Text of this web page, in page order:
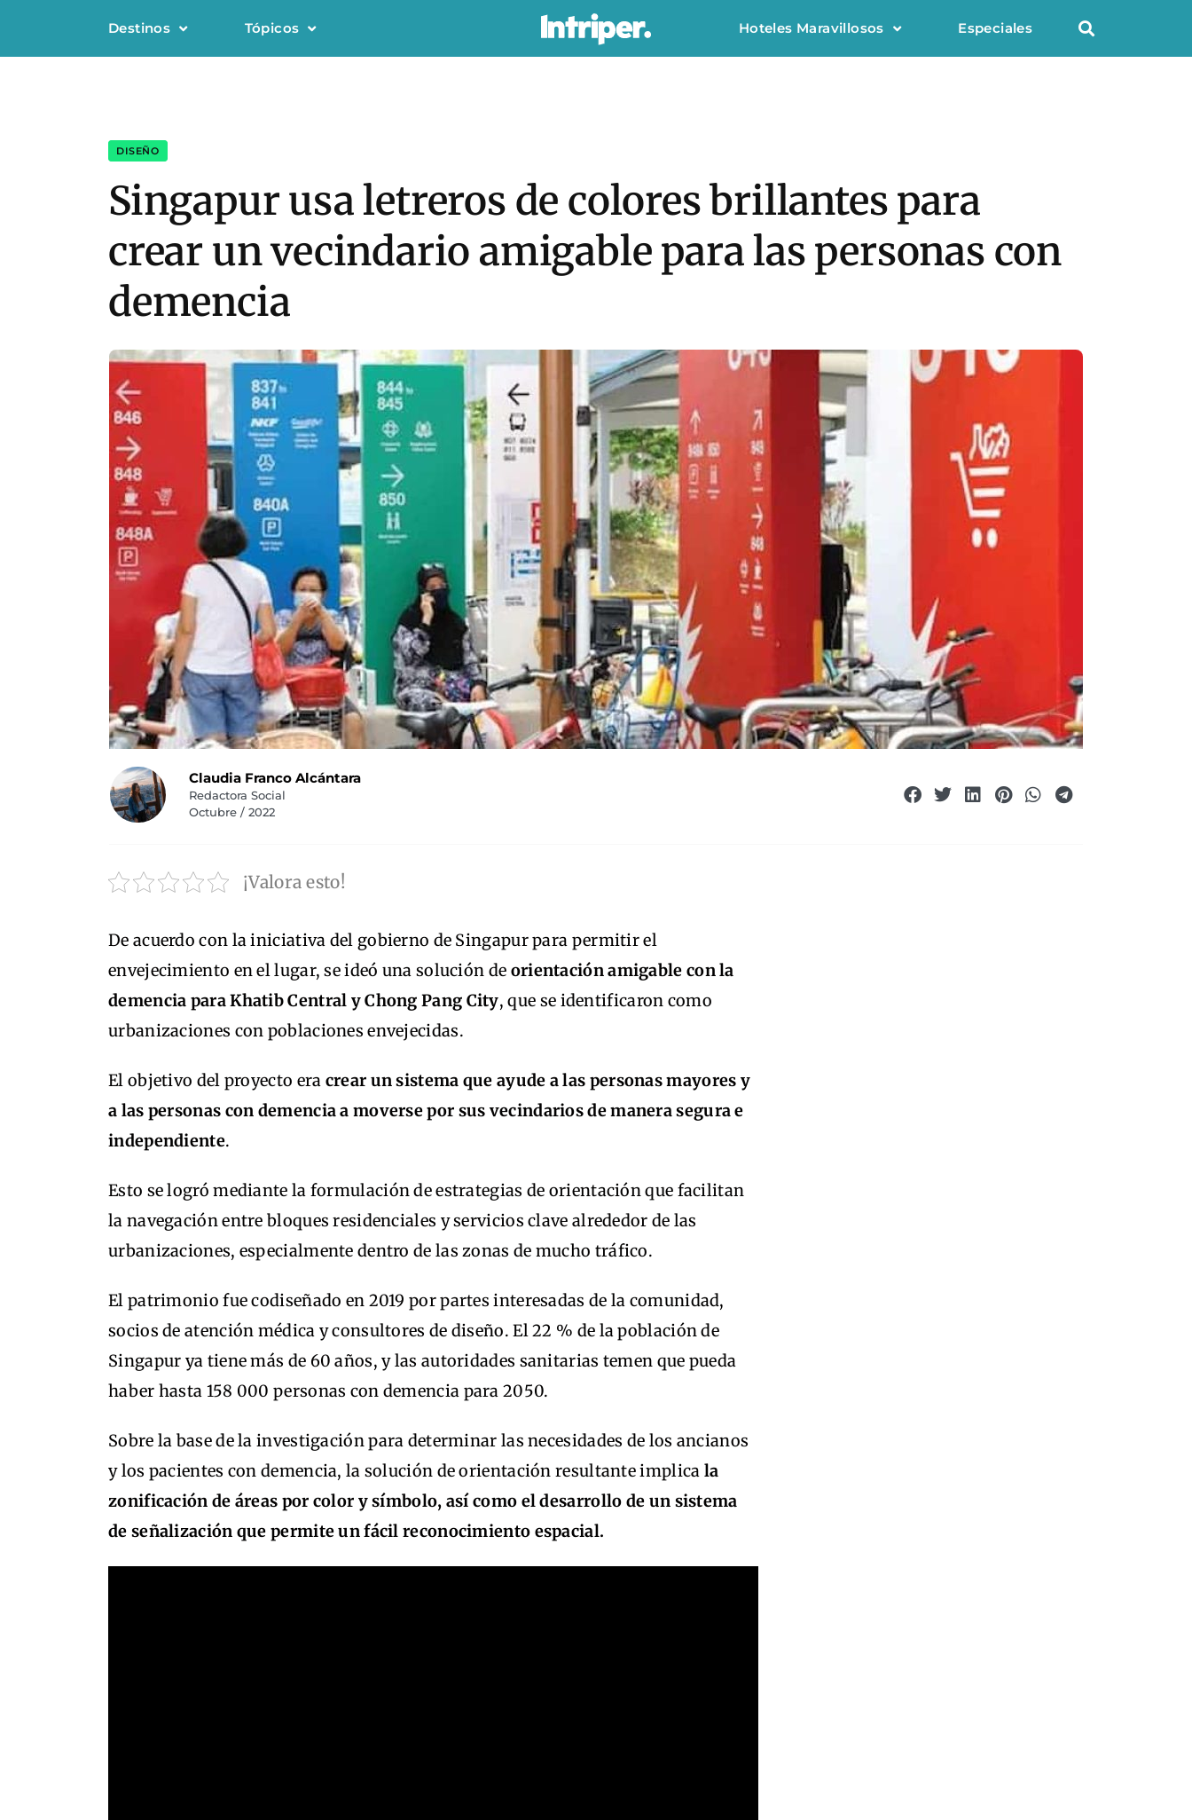
Destinos Tópicos Hoteles Maravillosos Especiales
DISEÑO
Singapur usa letreros de colores brillantes para
crear un vecindario amigable para las personas con
demencia
Claudia Franco Alcántara
Redactora Social
Octubre / 2022
¡Valora esto!
De acuerdo con la iniciativa del gobierno de Singapur para permitir el
envejecimiento en el lugar, se ideó una solución de orientación amigable con la
demencia para Khatib Central y Chong Pang City, que se identificaron como
urbanizaciones con poblaciones envejecidas.
El objetivo del proyecto era crear un sistema que ayude a las personas mayores y
a las personas con demencia a moverse por sus vecindarios de manera segura e
independiente.
Esto se logró mediante la formulación de estrategias de orientación que facilitan
la navegación entre bloques residenciales y servicios clave alrededor de las
urbanizaciones, especialmente dentro de las zonas de mucho tráfico.
El patrimonio fue codiseñado en 2019 por partes interesadas de la comunidad,
socios de atención médica y consultores de diseño. El 22 % de la población de
Singapur ya tiene más de 60 años, y las autoridades sanitarias temen que pueda
haber hasta 158 000 personas con demencia para 2050.
Sobre la base de la investigación para determinar las necesidades de los ancianos
y los pacientes con demencia, la solución de orientación resultante implica la
zonificación de áreas por color y símbolo, así como el desarrollo de un sistema
de señalización que permite un fácil reconocimiento espacial.